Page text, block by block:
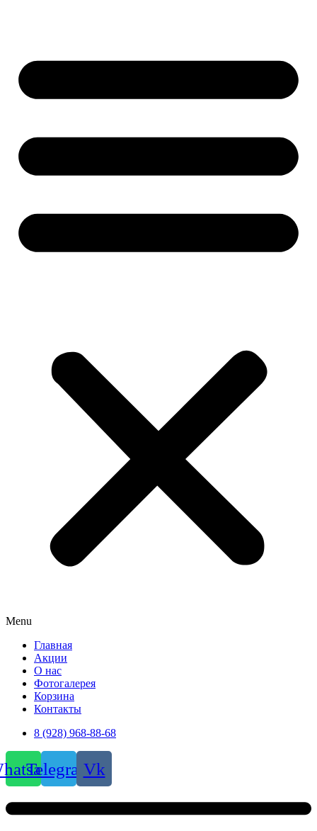
Menu
Главная
Акции
О нас
Фотогалерея
Корзина
Контакты
8 (928) 968-88-68
TelegramVk